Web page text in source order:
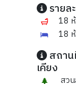
รายล
18
18
สถา
เคียง
สว